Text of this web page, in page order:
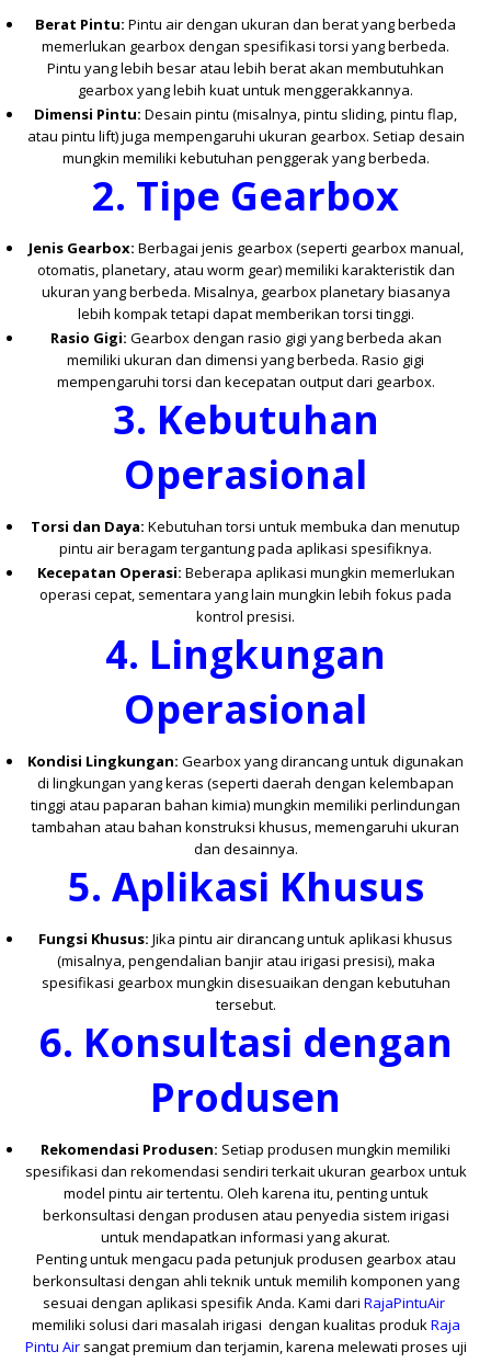
Berat Pintu: Pintu air dengan ukuran dan berat yang berbeda
memerlukan gearbox dengan spesifikasi torsi yang berbeda.
Pintu yang lebih besar atau lebih berat akan membutuhkan
gearbox yang lebih kuat untuk menggerakkannya.
Dimensi Pintu: Desain pintu (misalnya, pintu sliding, pintu flap,
atau pintu lift) juga mempengaruhi ukuran gearbox. Setiap desain
mungkin memiliki kebutuhan penggerak yang berbeda.
2. Tipe Gearbox
Jenis Gearbox: Berbagai jenis gearbox (seperti gearbox manual,
otomatis, planetary, atau worm gear) memiliki karakteristik dan
ukuran yang berbeda. Misalnya, gearbox planetary biasanya
lebih kompak tetapi dapat memberikan torsi tinggi.
Rasio Gigi: Gearbox dengan rasio gigi yang berbeda akan
memiliki ukuran dan dimensi yang berbeda. Rasio gigi
mempengaruhi torsi dan kecepatan output dari gearbox.
3. Kebutuhan
Operasional
Torsi dan Daya: Kebutuhan torsi untuk membuka dan menutup
pintu air beragam tergantung pada aplikasi spesifiknya.
Kecepatan Operasi: Beberapa aplikasi mungkin memerlukan
operasi cepat, sementara yang lain mungkin lebih fokus pada
kontrol presisi.
4. Lingkungan
Operasional
Kondisi Lingkungan: Gearbox yang dirancang untuk digunakan
di lingkungan yang keras (seperti daerah dengan kelembapan
tinggi atau paparan bahan kimia) mungkin memiliki perlindungan
tambahan atau bahan konstruksi khusus, memengaruhi ukuran
dan desainnya.
5. Aplikasi Khusus
Fungsi Khusus: Jika pintu air dirancang untuk aplikasi khusus
(misalnya, pengendalian banjir atau irigasi presisi), maka
spesifikasi gearbox mungkin disesuaikan dengan kebutuhan
tersebut.
6. Konsultasi dengan
Produsen
Rekomendasi Produsen: Setiap produsen mungkin memiliki
spesifikasi dan rekomendasi sendiri terkait ukuran gearbox untuk
model pintu air tertentu. Oleh karena itu, penting untuk
berkonsultasi dengan produsen atau penyedia sistem irigasi
untuk mendapatkan informasi yang akurat.
Penting untuk mengacu pada petunjuk produsen gearbox atau
berkonsultasi dengan ahli teknik untuk memilih komponen yang
sesuai dengan aplikasi spesifik Anda. Kami dari RajaPintuAir
memiliki solusi dari masalah irigasi dengan kualitas produkRaja
Pintu Airsangat premium dan terjamin, karena melewati proses uji